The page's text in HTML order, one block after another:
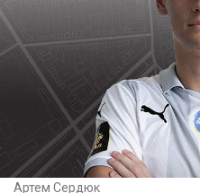
Артем Сердюк